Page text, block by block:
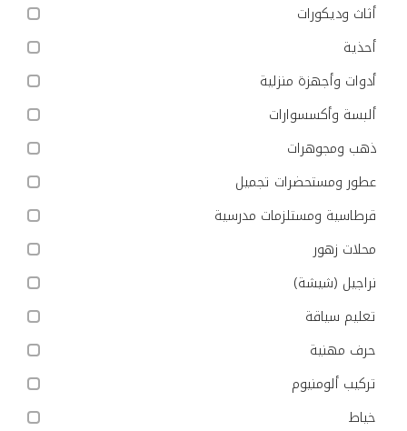
أثاث وديكورات
أحذية
أدوات وأجهزة منزلية
ألبسة وأكسسوارات
ذهب ومجوهرات
عطور ومستحضرات تجميل
قرطاسية ومستلزمات مدرسية
محلات زهور
نراجيل (شيشة)
تعليم سياقة
حرف مهنية
تركيب ألومنيوم
خياط